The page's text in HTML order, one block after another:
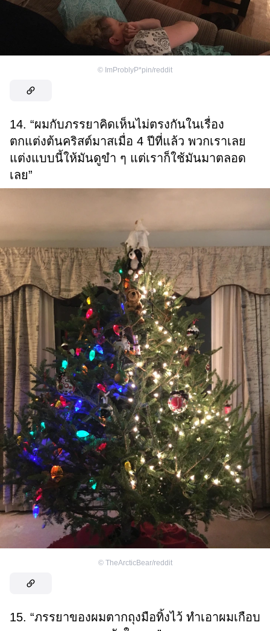
© ImProblyP*pin/reddit
14. “ผมกับภรรยาคิดเห็นไม่ตรงกันในเรื่อง
ตกแต่งต้นคริสต์มาสเมื่อ 4 ปีที่แล้ว พวกเราเลย
แต่งแบบนี้ให้มันดูขำ ๆ แต่เราก็ใช้มันมาตลอด
เลย”
© TheArcticBear/reddit
15. “ภรรยาของผมตากถุงมือทิ้งไว้ ทำเอาผมเกือบ